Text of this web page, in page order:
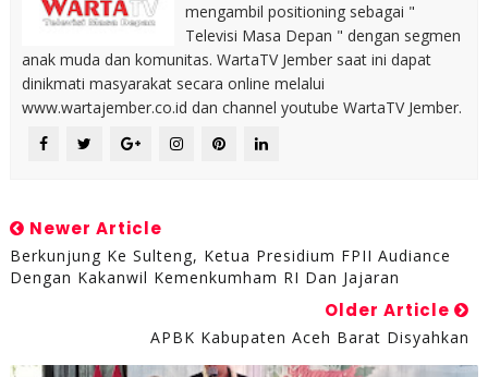
mengambil positioning sebagai "
Televisi Masa Depan " dengan segmen
anak muda dan komunitas. WartaTV Jember saat ini dapat
dinikmati masyarakat secara online melalui
www.wartajember.co.id dan channel youtube WartaTV Jember.
Newer Article
Berkunjung Ke Sulteng, Ketua Presidium FPII Audiance
Dengan Kakanwil Kemenkumham RI Dan Jajaran
Older Article
APBK Kabupaten Aceh Barat Disyahkan